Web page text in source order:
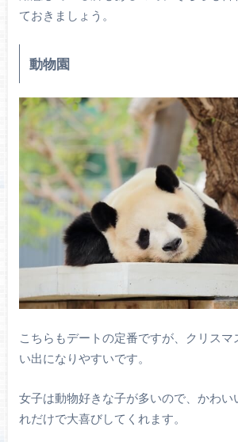
ておきましょう。
動物園
こちらもデートの定番ですが、クリスマ
い出になりやすいです。
女子は動物好きな子が多いので、かわい
れだけで大喜びしてくれます。